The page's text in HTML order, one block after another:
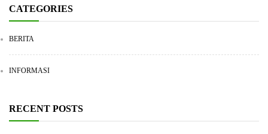
CATEGORIES
BERITA
INFORMASI
RECENT POSTS